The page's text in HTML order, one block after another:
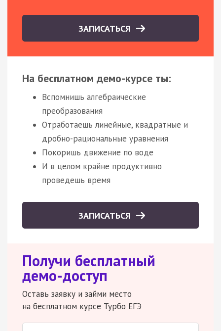
ЗАПИСАТЬСЯ
На бесплатном демо-курсе ты:
Вспомнишь алгебраические
преобразования
Отработаешь линейные, квадратные и
дробно-рациональные уравнения
Покоришь движение по воде
И в целом крайне продуктивно
проведешь время
ЗАПИСАТЬСЯ
Получи бесплатный
демо-доступ
Оставь заявку и займи место
на бесплатном курсе Турбо ЕГЭ